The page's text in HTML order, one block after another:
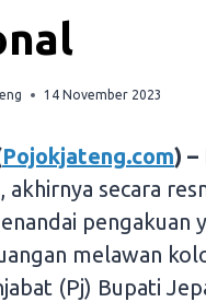
14 November 2023
Pojokjateng.com) –
akhirnya secara
melawan
(Pj) Bupati